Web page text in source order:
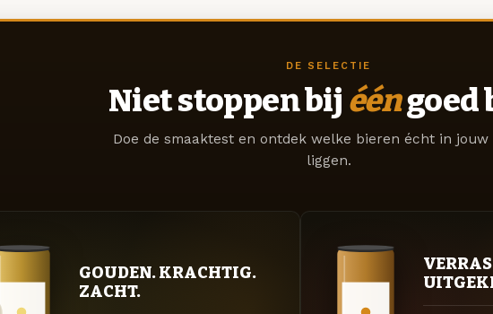
DE SELECTIE
Niet stoppen bij ééngoed
Doe de smaaktest en ontdek welke bieren écht in jouw
liggen.
GOUDEN. KRACHTIG.
ZACHT.